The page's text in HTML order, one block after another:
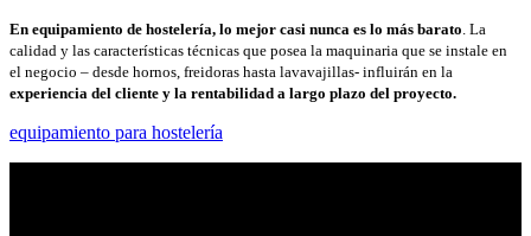
En equipamiento de hostelería, lo mejor casi nunca es lo más barato. La
calidad y las características técnicas que posea la maquinaria que se instale en
el negocio – desde hornos, freidoras hasta lavavajillas- influirán en la
experiencia del cliente y la rentabilidad a largo plazo del proyecto.
equipamiento para hostelería